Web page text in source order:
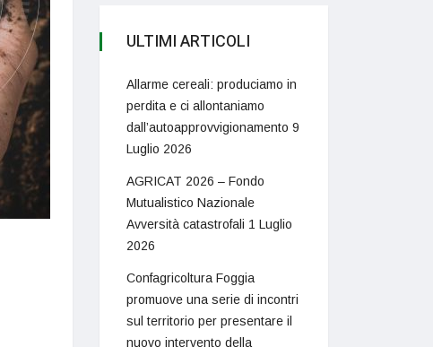
ULTIMI ARTICOLI
Allarme cereali: produciamo in
perdita e ci allontaniamo
dall’autoapprovvigionamento 9
Luglio 2026
AGRICAT 2026 – Fondo
Mutualistico Nazionale
Avversità catastrofali 1 Luglio
2026
Confagricoltura Foggia
promuove una serie di incontri
sul territorio per presentare il
nuovo intervento della